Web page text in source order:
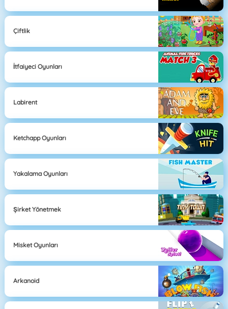
Çiftlik
İtfaiyeci Oyunları
Labirent
Ketchapp Oyunları
Yakalama Oyunları
Şirket Yönetmek
Misket Oyunları
Arkanoid